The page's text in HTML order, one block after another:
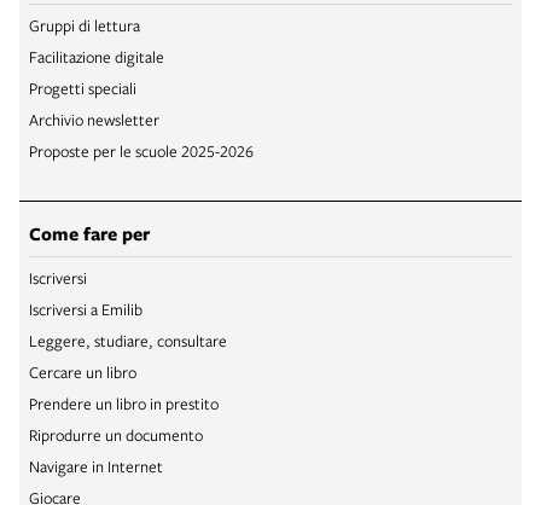
Gruppi di lettura
Facilitazione digitale
Progetti speciali
Archivio newsletter
Proposte per le scuole 2025-2026
Come fare per
Iscriversi
Iscriversi a Emilib
Leggere, studiare, consultare
Cercare un libro
Prendere un libro in prestito
Riprodurre un documento
Navigare in Internet
Giocare